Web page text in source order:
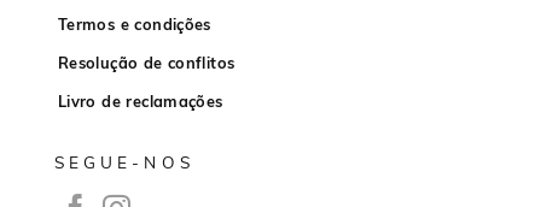
Termos e condições
Resolução de conflitos
Livro de reclamações
SEGUE-NOS